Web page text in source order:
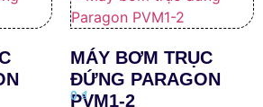
MÁY BƠM TRỤC
ĐỨNG PARAGON
PVM1-2
0₫